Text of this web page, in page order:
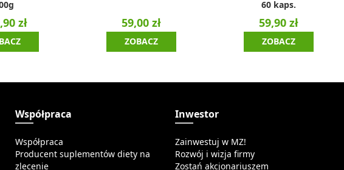
zł 59,00 zł
ZOBACZ
60 kaps.
59,90 zł
ZOBACZ
Współpraca
Współpraca
Producent suplementów diety na
zlecenie
Inwestor
Zainwestuj w MZ!
Rozwój i wizja firmy
Zostań akcjonariuszem